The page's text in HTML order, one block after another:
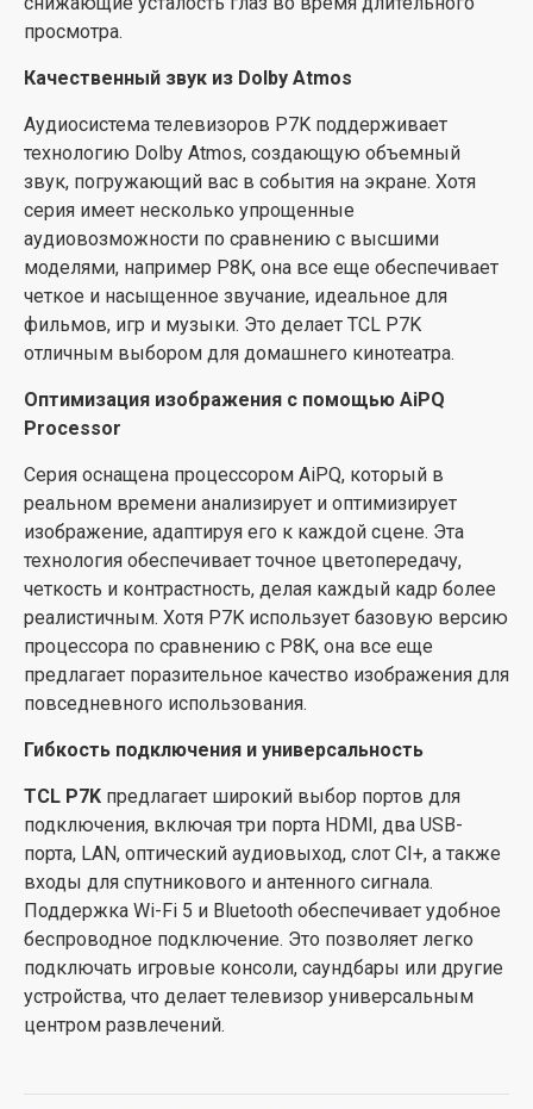
просмотра.
Качественный звук из Dolby Atmos
Аудиосистема телевизоров P7K поддерживает
технологию Dolby Atmos, создающую объемный
звук, погружающий вас в события на экране. Хотя
серия имеет несколько упрощенные
аудиовозможности по сравнению с высшими
моделями, например P8K, она все еще обеспечивает
четкое и насыщенное звучание, идеальное для
фильмов, игр и музыки. Это делает TCL P7K
отличным выбором для домашнего кинотеатра.
Оптимизация изображения с помощью AiPQ
Processor
Серия оснащена процессором AiPQ, который в
реальном времени анализирует и оптимизирует
изображение, адаптируя его к каждой сцене. Эта
технология обеспечивает точное цветопередачу,
четкость и контрастность, делая каждый кадр более
реалистичным. Хотя P7K использует базовую версию
процессора по сравнению с P8K, она все еще
предлагает поразительное качество изображения для
повседневного использования.
Гибкость подключения и универсальность
TCL P7K предлагает широкий выбор портов для
подключения, включая три порта HDMI, два USB-
порта, LAN, оптический аудиовыход, слот CI+, а также
входы для спутникового и антенного сигнала.
Поддержка Wi-Fi 5 и Bluetooth обеспечивает удобное
беспроводное подключение. Это позволяет легко
подключать игровые консоли, саундбары или другие
устройства, что делает телевизор универсальным
центром развлечений.